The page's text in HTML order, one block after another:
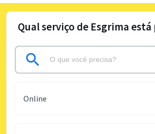
Qual serviço de Esgrima
Online